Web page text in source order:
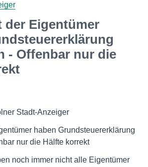
der Eigentümer
- Offenbar nur die
Stadt-Anzeiger
haben Grundsteuererklärung
nur die Hälfte korrekt
noch immer nicht alle Eigentümer